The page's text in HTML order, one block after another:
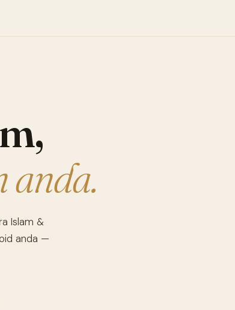
anda.
Islam &
anda —